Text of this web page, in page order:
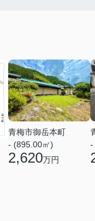
青梅市御岳本町
- (895.00㎡)
2,620万円
-